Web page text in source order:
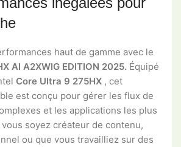
haut de gamme avec le
AI A2XWIG EDITION 2025. Équipé
Core Ultra 9 275HX , cet
est conçu pour gérer les flux de
et les applications les plus
soyez créateur de contenu,
ou que vous travailliez sur des